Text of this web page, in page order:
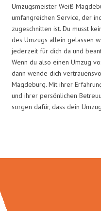
Umzugsmeister Weiß
umfangreichen Service, der
zugeschnitten ist. Du musst
des Umzugs allein gelassen
jederzeit für dich da und
Wenn du also einen Umzug
dann wende dich
Magdeburg. Mit ihrer
und ihrer persönlichen
sorgen dafür, dass dein